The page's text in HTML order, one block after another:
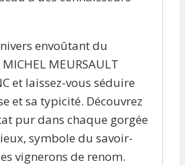
envoûtant du
MEURSAULT
et laissez-vous séduire
et sa typicité. Découvrez
pur dans chaque gorgée
symbole du savoir-
vignerons de renom.